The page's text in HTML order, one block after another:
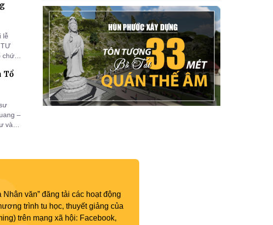
lễ
TƯ
Tổ
–
và
văn” đăng tải các hoạt động
trình tu học, thuyết giảng của
trên mạng xã hội: Facebook,